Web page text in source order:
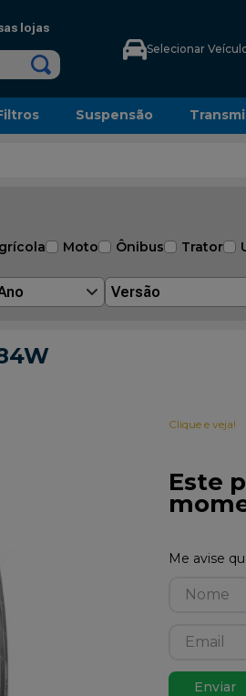
lojas
Selecionar
Suspensão
Moto Ônibus Trator
Versão
Clique e veja!
Este
Enviar